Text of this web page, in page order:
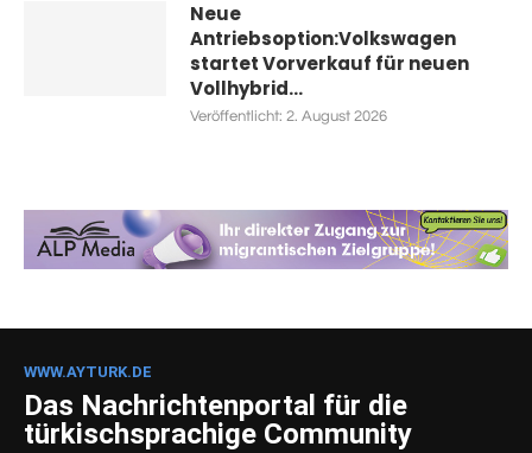
Neue
Antriebsoption:Volkswagen
startet Vorverkauf für neuen
Vollhybrid...
Veröffentlicht: 2. August 2026
WWW.AYTURK.DE
Das Nachrichtenportal für die
türkischsprachige Community